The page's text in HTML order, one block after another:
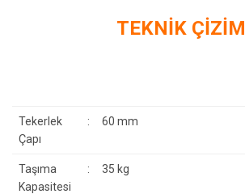
TEKNİK ÇİZİM
Tekerlek
Çapı
: 60 mm
Taşıma
Kapasitesi
: 35 kg